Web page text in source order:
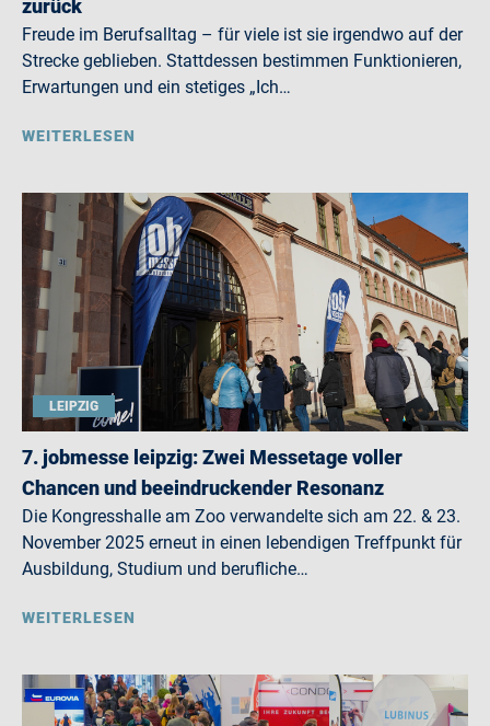
zurück
Freude im Berufsalltag – für viele ist sie irgendwo auf der
Strecke geblieben. Stattdessen bestimmen Funktionieren,
Erwartungen und ein stetiges „Ich…
WEITERLESEN
LEIPZIG
7. jobmesse leipzig: Zwei Messetage voller
Chancen und beeindruckender Resonanz
Die Kongresshalle am Zoo verwandelte sich am 22. & 23.
November 2025 erneut in einen lebendigen Treffpunkt für
Ausbildung, Studium und berufliche…
WEITERLESEN